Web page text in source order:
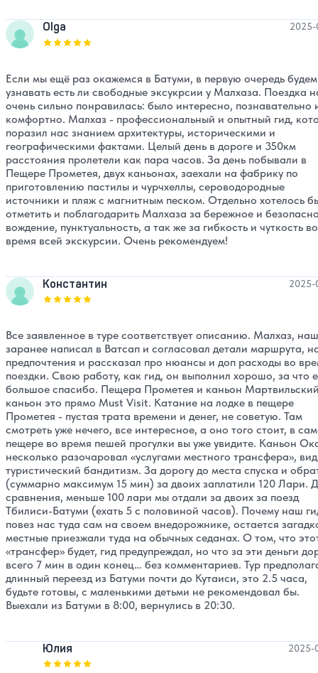
Olga
Оценка, количество звезд:
2025-
Если мы ещё раз окажемся в Батуми, в первую очередь будем
узнавать есть ли свободные эксукрсии у Малхаза. Поездка
очень сильно понравилась: было интересно, познавательно
комфортно. Малхаз - профессиональный и опытный гид,
поразил нас знанием архитектуры, историческими и
географическими фактами. Целый день в дороге и 350км
расстояния пролетели как пара часов. За день побывали в
Пещере Прометея, двух каньонах, заехали на фабрику по
приготовлению пастилы и чурчхеллы, сероводородные
источники и пляж с магнитным песком. Отдельно хотелось
отметить и поблагодарить Малхаза за бережное и
вождение, пунктуальность, а так же за гибкость и чуткость во
время всей экскурсии. Очень рекомендуем!
Константин
Оценка, количество звезд:
2025-
Все заявленное в туре соответствует описанию. Малхаз,
заранее написал в Ватсап и согласовал детали маршрута,
предпочтения и рассказал про нюансы и доп расходы во
поездки. Свою работу, как гид, он выполнил хорошо, за что
большое спасибо. Пещера Прометея и каньон
каньон это прямо Must Visit. Катание на лодке в пещере
Прометея - пустая трата времени и денег, не советую. Там
смотреть уже нечего, все интересное, а оно того стоит, в
пещере во время пешей прогулки вы уже увидите. Каньон
несколько разочаровал «услугами местного трансфера»,
туристический бандитизм. За дорогу до места спуска и
(суммарно максимум 15 мин) за двоих заплатили 120 Лари.
сравнения, меньше 100 лари мы отдали за двоих за поезд
Тбилиси-Батуми (ехать 5 с половиной часов). Почему наш
повез нас туда сам на своем внедорожнике, остается
местные приезжали туда на обычных седанах. О том, что
«трансфер» будет, гид предупреждал, но что за эти деньги
всего 7 мин в один конец… без комментариев. Тур
длинный переезд из Батуми почти до Кутаиси, это 2.5 часа,
будьте готовы, с маленькими детьми не рекомендовал бы.
Выехали из Батуми в 8:00, вернулись в 20:30.
Юлия
Оценка, количество звезд:
2025-